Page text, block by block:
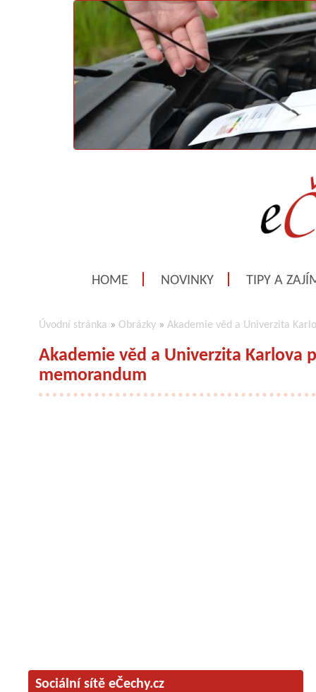
HOME NOVINKY TIPY A
Úvodní stránka » Obrázky » Akademie věd a Univerzita
Akademie věd a Univerzita Karlova
memorandum
Sociální sítě eČechy.cz